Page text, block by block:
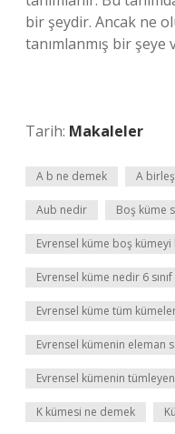
bir şeydir. Ancak ne
tanımlanmış bir
Tarih: Makaleler
A b ne demek A
Aub nedir Boş küme
Evrensel küme boş kümeyi
Evrensel küme nedir 6 sınıf
Evrensel küme tüm
Evrensel kümenin eleman
Evrensel kümenin
K kümesi ne demek